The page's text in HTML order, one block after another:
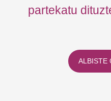
partekatu
ALBISTE